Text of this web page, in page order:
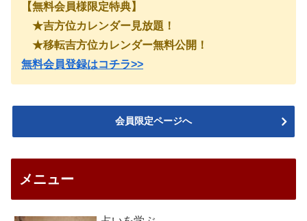
【無料会員様限定特典】
★吉方位カレンダー見放題！
★移転吉方位カレンダー無料公開！
無料会員登録はコチラ>>
会員限定ページへ
メニュー